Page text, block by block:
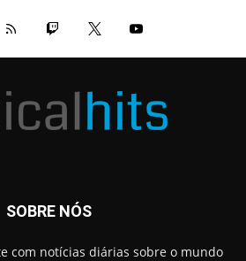
SOBRE NÓS
com notícias diárias sobre o mundo